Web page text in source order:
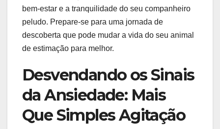
bem-estar e a tranquilidade do seu companheiro
peludo. Prepare-se para uma jornada de
descoberta que pode mudar a vida do seu animal
de estimação para melhor.
Desvendando os Sinais
da Ansiedade: Mais
Que Simples Agitação